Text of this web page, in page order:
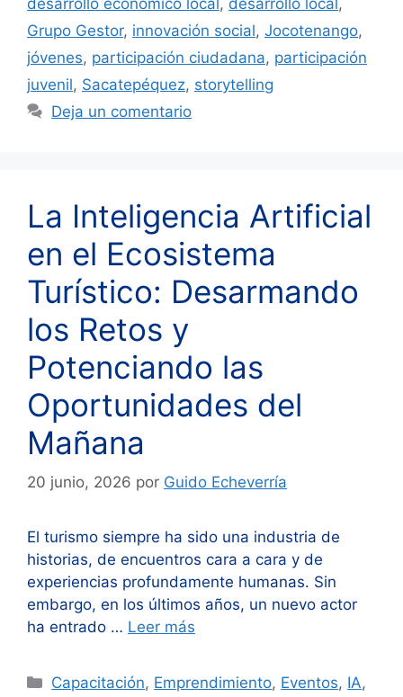
Grupo Gestor, innovación social, Jocotenango,
jóvenes, participación ciudadana, participación
juvenil, Sacatepéquez, storytelling
Deja un comentario
La Inteligencia Artificial
en el Ecosistema
Turístico: Desarmando
los Retos y
Potenciando las
Oportunidades del
Mañana
20 junio, 2026 por Guido Echeverría
El turismo siempre ha sido una industria de
historias, de encuentros cara a cara y de
experiencias profundamente humanas. Sin
embargo, en los últimos años, un nuevo actor
ha entrado … Leer más
Categorías
Capacitación, Emprendimiento, Eventos, IA,